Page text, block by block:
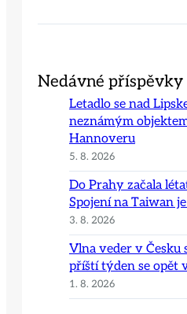
Nedávné příspěvky
Letadlo se nad
neznámým
Hannoveru
5. 8. 2026
Do Prahy začala
Spojení na Taiwan
3. 8. 2026
Vlna veder v Česku
příští týden se opět
1. 8. 2026